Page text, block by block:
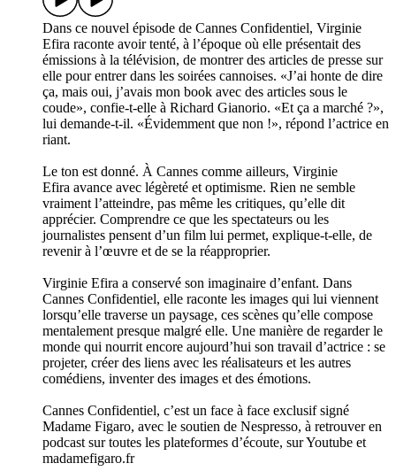
Dans ce nouvel épisode de Cannes Confidentiel, Virginie
Efira raconte avoir tenté, à l’époque où elle présentait des
émissions à la télévision, de montrer des articles de presse sur
elle pour entrer dans les soirées cannoises. «J’ai honte de dire
ça, mais oui, j’avais mon book avec des articles sous le
coude», confie-t-elle à Richard Gianorio. «Et ça a marché ?»,
lui demande-t-il. «Évidemment que non !», répond l’actrice en
riant.
Le ton est donné. À Cannes comme ailleurs, Virginie
Efira avance avec légèreté et optimisme. Rien ne semble
vraiment l’atteindre, pas même les critiques, qu’elle dit
apprécier. Comprendre ce que les spectateurs ou les
journalistes pensent d’un film lui permet, explique-t-elle, de
revenir à l’œuvre et de se la réapproprier.
Virginie Efira a conservé son imaginaire d’enfant. Dans
Cannes Confidentiel, elle raconte les images qui lui viennent
lorsqu’elle traverse un paysage, ces scènes qu’elle compose
mentalement presque malgré elle. Une manière de regarder le
monde qui nourrit encore aujourd’hui son travail d’actrice : se
projeter, créer des liens avec les réalisateurs et les autres
comédiens, inventer des images et des émotions.
Cannes Confidentiel, c’est un face à face exclusif signé
Madame Figaro, avec le soutien de Nespresso, à retrouver en
podcast sur toutes les plateformes d’écoute, sur Youtube et
madamefigaro.fr